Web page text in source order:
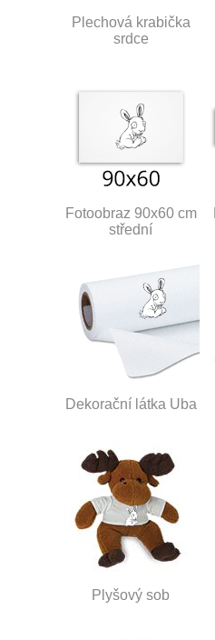
Plechová krabička
srdce
Fotoobraz 90x60 cm
střední
Dekorační látka Uba
Plyšový sob